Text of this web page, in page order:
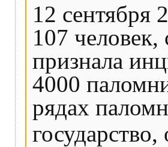
12 сентября
107
признала
4000
рядах